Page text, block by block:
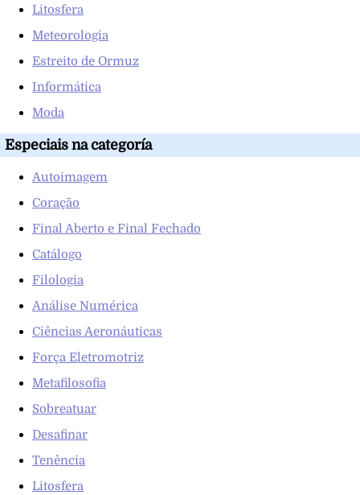
Litosfera
Meteorologia
Estreito de Ormuz
Informática
Moda
Especiais na categoría
Autoimagem
Coração
Final Aberto e Final Fechado
Catálogo
Filologia
Análise Numérica
Ciências Aeronáuticas
Força Eletromotriz
Metafilosofia
Sobreatuar
Desafinar
Tenência
Litosfera